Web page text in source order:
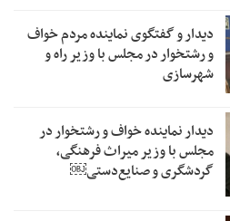
دیدار و گفتگوی نماینده مردم خواف
و رشتخوار در مجلس با وزیر راه و
شهرسازی
دیدار نماینده خواف و رشتخوار در
مجلس با وزیر میراث فرهنگی،
گردشگری و صنایع‌دستی￼